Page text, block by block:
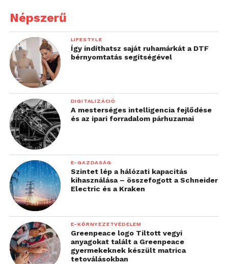
Népszerű
LIFESTYLE
Így indíthatsz saját ruhamárkát a DTF
bérnyomtatás segítségével
DIGITALIZÁCIÓ
A mesterséges intelligencia fejlődése
és az ipari forradalom párhuzamai
E-GAZDASÁG
Szintet lép a hálózati kapacitás
kihasználása – összefogott a Schneider
Electric és a Kraken
E-KÖRNYEZETVÉDELEM
Greenpeace logo Tiltott vegyi
anyagokat talált a Greenpeace
gyermekeknek készült matrica
tetoválásokban